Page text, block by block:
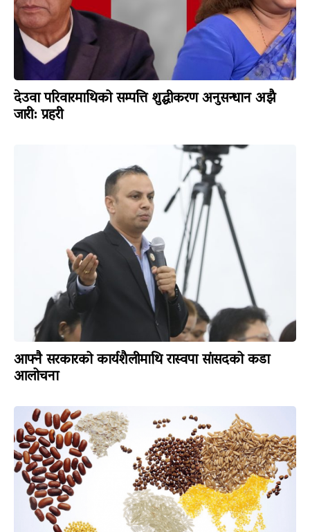
देउवा परिवारमाथिको सम्पत्ति शुद्धीकरण अनुसन्धान अझै
जारी: प्रहरी
आफ्नै सरकारको कार्यशैलीमाथि रास्वपा सांसदको कडा
आलोचना